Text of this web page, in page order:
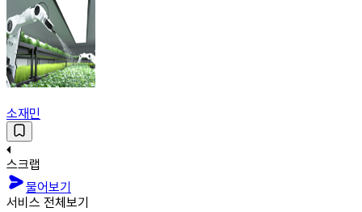
소재민
스크랩
물어보기
서비스 전체보기